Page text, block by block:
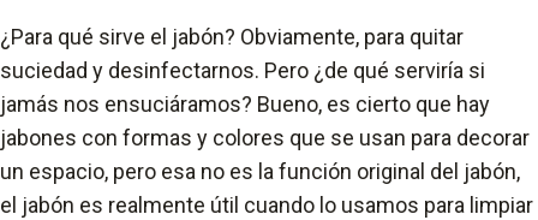
¿Para qué sirve el jabón? Obviamente, para quitar
suciedad y desinfectarnos. Pero ¿de qué serviría si
jamás nos ensuciáramos? Bueno, es cierto que hay
jabones con formas y colores que se usan para decorar
un espacio, pero esa no es la función original del jabón,
el jabón es realmente útil cuando lo usamos para limpiar